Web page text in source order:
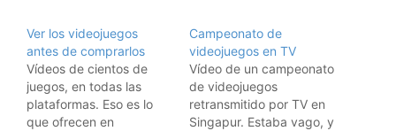
Ver los videojuegos
antes de comprarlos
Vídeos de cientos de
juegos, en todas las
plataformas. Eso es lo
que ofrecen en
Campeonato de
videojuegos en TV
Vídeo de un campeonato
de videojuegos
retransmitido por TV en
Singapur. Estaba vago, y